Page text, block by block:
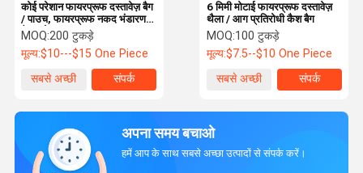
कोई परेशान फायरप्रूफ दस्तावेज़ बैग
/ पाउच, फायरप्रूफ नकद भंडारण
बैग हल्के वजन
MOQ:200 टुकड़े
मूल्य:$10---$15 One Piece
सबसे अच्छी
संपर्क
6 मिमी मोटाई फायरप्रूफ दस्तावेज़
थैला / आग प्रतिरोधी कैश बैग
MOQ:100 टुकड़े
मूल्य:$7.5--$10 One Piece
सबसे अच्छी
संपर्क
अपना समय बचाओ
हमें आप के साथ सबसे अच्छा उत्पादों से संपर्क करें।